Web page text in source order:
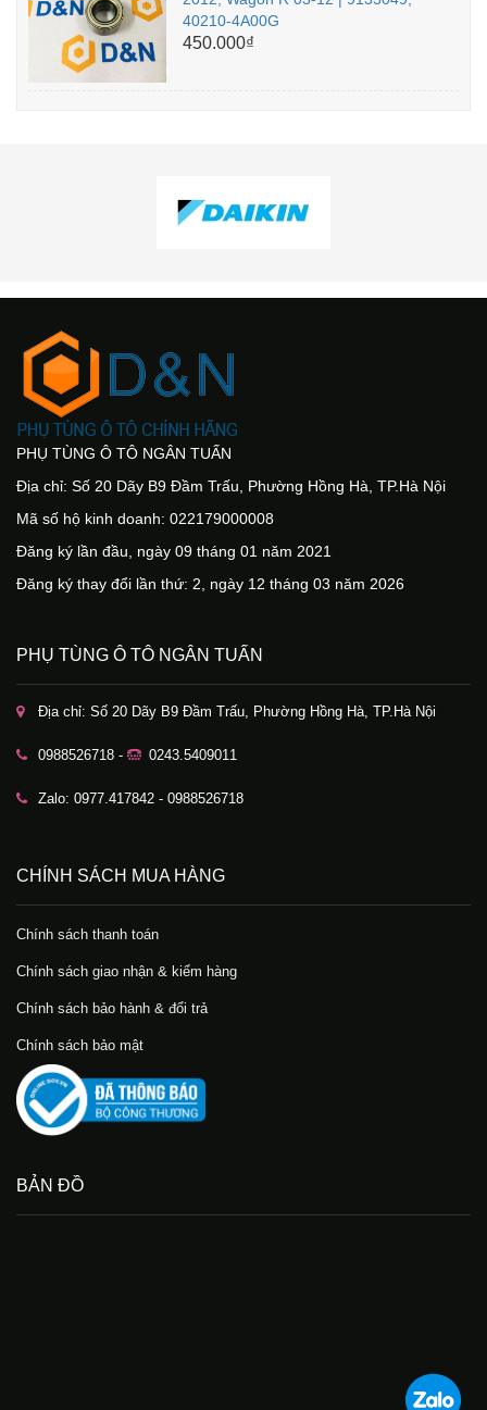
40210-4A00G
450.000₫
PHỤ TÙNG Ô TÔ NGÂN TUẤN
Địa chỉ: Số 20 Dãy B9 Đầm Trấu, Phường Hồng Hà, TP.Hà Nội
Mã số hộ kinh doanh: 022179000008
Đăng ký lần đầu, ngày 09 tháng 01 năm 2021
Đăng ký thay đổi lần thứ: 2, ngày 12 tháng 03 năm 2026
PHỤ TÙNG Ô TÔ NGÂN TUẤN
Địa chỉ: Số 20 Dãy B9 Đầm Trấu, Phường Hồng Hà, TP.Hà Nội
0988526718 - 0243.5409011
Zalo: 0977.417842 - 0988526718
CHÍNH SÁCH MUA HÀNG
Chính sách thanh toán
Chính sách giao nhận & kiểm hàng
Chính sách bảo hành & đổi trả
Chính sách bảo mật
BẢN ĐỒ